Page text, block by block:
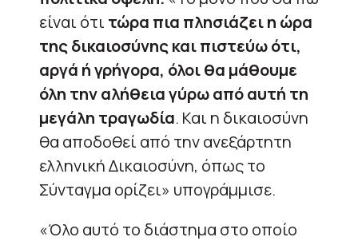
είναι ότι τώρα πια πλησιάζει η ώρα
της δικαιοσύνης και πιστεύω ότι,
αργά ή γρήγορα, όλοι θα μάθουμε
όλη την αλήθεια γύρω από αυτή τη
μεγάλη τραγωδία. Και η δικαιοσύνη
θα αποδοθεί από την ανεξάρτητη
ελληνική Δικαιοσύνη, όπως το
Σύνταγμα ορίζει» υπογράμμισε.
«Όλο αυτό το διάστημα στο οποίο